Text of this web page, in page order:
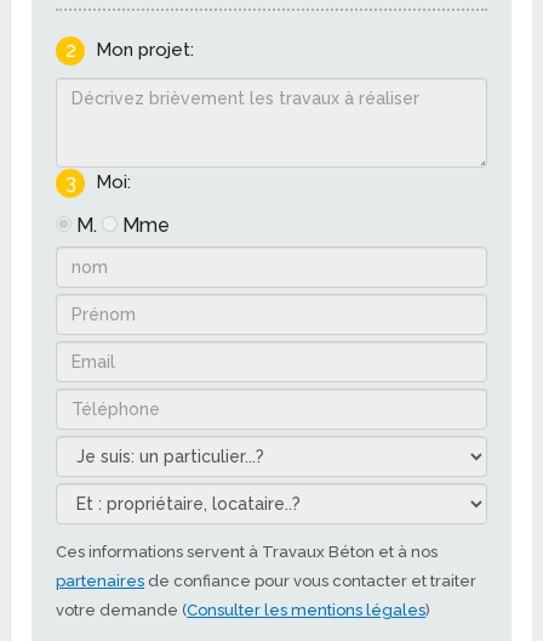
2 Mon projet:
3 Moi:
M. Mme
Ces informations servent à Travaux Béton et à nos
partenaires de confiance pour vous contacter et traiter
votre demande (Consulter les mentions légales)